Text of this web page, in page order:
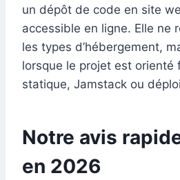
un dépôt de code en site
accessible en ligne. Elle ne
les types d’hébergement,
lorsque le projet est orienté
statique, Jamstack ou
Notre avis
en 2026